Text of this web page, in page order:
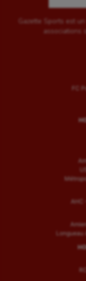
Gazette Sports est
associations
FC
AHC